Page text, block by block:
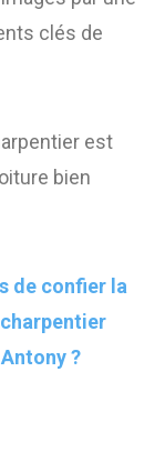
clés de
est
bien
de confier la
?